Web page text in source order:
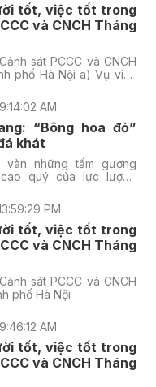
tốt, việc tốt trong
và CNCH Tháng
sát PCCC và CNCH
phố Hà Nội a) Vụ việc
AM
“Bông hoa đỏ”
khát
vàn những tấm gương
quý của lực lượng
trọn cả thanh xuân
để bảo vệ sự bình yên
một người chỉ huy tận
đồng đội đáng tin cậy.
tá Hoàng Hùng Hải,
Đội Chữa cháy và Cứu
(CNCH) Công an tỉnh
Anh không chỉ là một
gương sáng, một người
thể đội ngũ luôn
học hỏi.
PM
tốt, việc tốt trong
và CNCH Tháng
sát PCCC và CNCH
phố Hà Nội
AM
tốt, việc tốt trong
và CNCH Tháng